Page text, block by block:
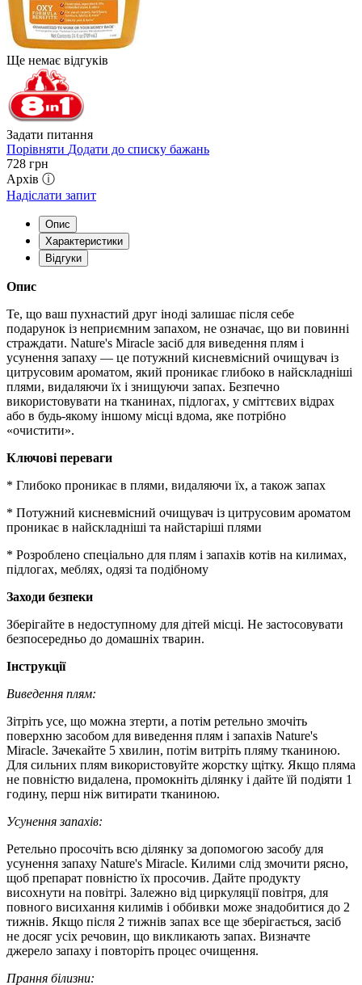
Ще немає відгуків
Задати питання
Порівняти Додати до списку бажань
728 грн
Архів ⓘ
Надіслати запит
Опис
Характеристики
Відгуки
Опис
Те, що ваш пухнастий друг іноді залишає після себе
подарунок із неприємним запахом, не означає, що ви повинні
страждати. Nature's Miracle засіб для виведення плям і
усунення запаху — це потужний кисневмісний очищувач із
цитрусовим ароматом, який проникає глибоко в найскладніші
плями, видаляючи їх і знищуючи запах. Безпечно
використовувати на тканинах, підлогах, у сміттєвих відрах
або в будь-якому іншому місці вдома, яке потрібно
«очистити».
Ключові переваги
* Глибоко проникає в плями, видаляючи їх, а також запах
* Потужний кисневмісний очищувач із цитрусовим ароматом
проникає в найскладніші та найстаріші плями
* Розроблено спеціально для плям і запахів котів на килимах,
підлогах, меблях, одязі та подібному
Заходи безпеки
Зберігайте в недоступному для дітей місці. Не застосовувати
безпосередньо до домашніх тварин.
Інструкції
Виведення плям:
Зітріть усе, що можна зтерти, а потім ретельно змочіть
поверхню засобом для виведення плям і запахів Nature's
Miracle. Зачекайте 5 хвилин, потім витріть пляму тканиною.
Для сильних плям використовуйте жорстку щітку. Якщо пляма
не повністю видалена, промокніть ділянку і дайте їй подіяти 1
годину, перш ніж витирати тканиною.
Усунення запахів:
Ретельно просочіть всю ділянку за допомогою засобу для
усунення запаху Nature's Miracle. Килими слід змочити рясно,
щоб препарат повністю їх просочив. Дайте продукту
висохнути на повітрі. Залежно від циркуляції повітря, для
повного висихання килимів і оббивки може знадобитися до 2
тижнів. Якщо після 2 тижнів запах все ще зберігається, засіб
не досяг усіх речовин, що викликають запах. Визначте
джерело запаху і повторіть процес очищення.
Прання білизни: